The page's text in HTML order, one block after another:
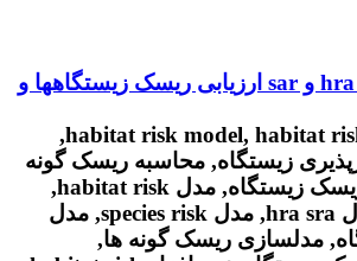
آموزش مدل hra و sar ارزیابی ریسک زیستگاهها و